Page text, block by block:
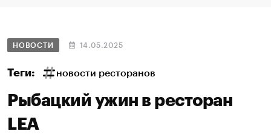
НОВОСТИ 14.05.2025
Теги: новости ресторанов
Рыбацкий ужин в ресторан
LEA